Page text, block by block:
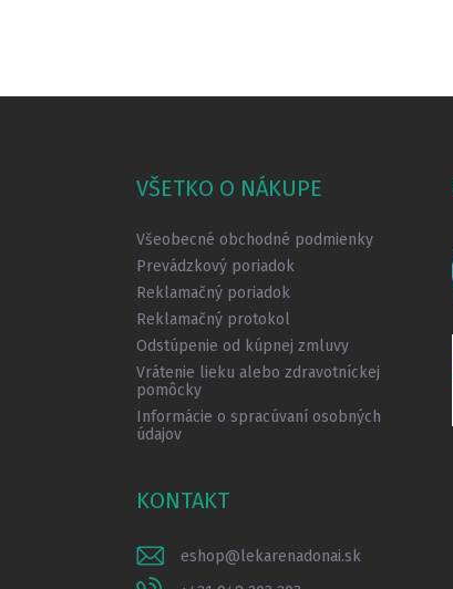
VŠETKO O NÁKUPE
Všeobecné obchodné podmienky
Prevádzkový poriadok
Reklamačný poriadok
Reklamačný protokol
Odstúpenie od kúpnej zmluvy
Vrátenie lieku alebo zdravotníckej
pomôcky
Informácie o spracúvaní osobných
údajov
KONTAKT
eshop@lekarenadonai.sk